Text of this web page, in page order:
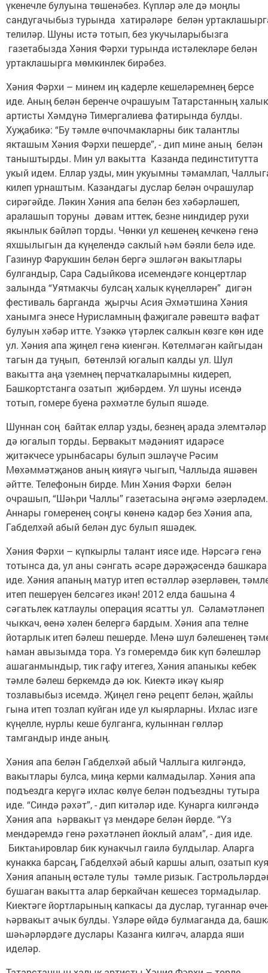
үкенечле булуына төшенәбез. Күпләр әле дә моңлы
сандугачыбыз турында хатирәләре белән
телиләр. Шуны истә тотып, без укучыларыбызга
газетабызда Хәния Фәрхи турында истәлекләре белән
уртаклашырга мөмкинлек бирәбез.
Хәния Фәрхи – минем иң кадерле кешеләремнең берсе
иде. Аның белән беренче очрашуым Татарстанның халык
артисты Хәмдүнә Тимергалиева фатирында булды.
Хуҗабикә: “Бу тәмле өчпочмакларны бик талантлы
якташым Хәния Фәрхи пешерде”, - дип мине аның белән
таныштырды. Мин ул вакытта Казанда пединститутта
укый идем. Еллар узды, мин укуымны тәмамлап,
килеп урнаштым. Казандагы дуслар белән очрашулар
сирәгәйде. Ләкин Хәния апа белән без хәбәрләшеп,
аралашып торуны дәвам иттек, безне ниндидер рухи
якынлык бәйләп торды. Чөнки ул кешенең кечкенә генә
яхшылыгын да күңелендә саклый һәм бәяли белә иде.
Газинур Фарукшин белән бергә эшләгән вакытлары
булгандыр, Сара Садыйкова исемендәге концертлар
залында “Уятмакчы булсаң халык күңелләрен” дигән
фестиваль барганда җырчы Асия Әхмәтшина Хәния
ханымга энесе Нурисламның фаҗигале рәвештә вафат
булуын хәбәр итте. Үзәккә үтәрлек салкын көзге көн иде
ул. Хәния апа җиңел генә киенгән. Көтелмәгән кайгыдан
тагын да туңып, бөтенлэй югалып калды ул. Шул
вакытта аңа үземнең перчаткаларымны кидереп,
Башкортстанга озатып җибәрдем. Ул шуны исендә
тотып, гомере буена рәхмәтле булып яшәде.
Шуннан соң байтак еллар узды, безнең арада элемтәләр
дә югалып торды. Бервакыт мәдәният идарәсе
җитәкчесе урынбасары булып эшләүче Рәсим
Мөхәммәтҗанов аның кияүгә чыгып, Чаллыда яшәвен
әйтте. Телефонын бирде. Мин Хәния Фәрхи белән
очрашып, “Шәһри Чаллы” газетасына әңгәмә
Аннары гомеренең соңгы көненә кадәр без Хәния апа,
Габделхәй абый белән дус булып яшәдек.
Хәния Фәрхи – күпкырлы талант иясе иде. Нәрсәгә генә
тотынса да, ул аны сәнгать әсәре дәрәҗәсендә башкара
иде. Хәния апаның матур итеп өстәлләр әзерләвен,
итеп пешерүен белсәгез икән! 2012 елда башына 4
сәгатьлек катлаулы операция ясатты ул. Сәламәтләнеп
чыккач, өенә хәлен белергә бардым. Хәния апа телне
йотарлык итеп бәлеш пешерде. Менә шул бәлешенең
һаман авызымда тора. Үз гомеремдә бик күп бәлешләр
ашаганмындыр, тик гафу итегез, Хәния апаныкы кебек
тәмле бәлеш беркемдә дә юк. Киектә икәү кыяр
тозлавыбыз исемдә. Җиңел генә рецепт белән, җайлы
гына итеп тозлап куйган иде ул кыярларны. Ихлас изге
күңелле, нурлы кеше булганга, кулыннан гөлләр
тамгандыр инде аның.
Хәния апа белән Габделхәй абый Чаллыга килгәндә,
вакытлары булса, миңа керми калмадылар. Хәния апа
подъездга керүгә ихлас көлүе белән подъездны тутыра
иде. “Синдә рәхәт”, - дип китәләр иде. Кунарга килгәндә
Хәния апа һәрвакыт үз мендәре белән йөрде. “Үз
мендәремдә генә рәхәтләнеп йоклый алам”, - дия иде.
Биктаһировлар бик кунакчыл гаилә булдылар. Аларга
кунакка барсаң, Габделхәй абый каршы алып, озатып
Хәния апаның өстәле тулы тәмле ризык.
бушаган вакытта алар беркайчан кешесез тормадылар.
Киектәге йортларының капкасы да дуслар, туганнар
һәрвакыт ачык булды. Үзләре өйдә булмаганда да,
шәһәрләрдәге дуслары Казанга килгәч, аларда яши
иделәр.